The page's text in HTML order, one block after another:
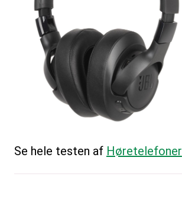
Se hele testen af Høretelefoner